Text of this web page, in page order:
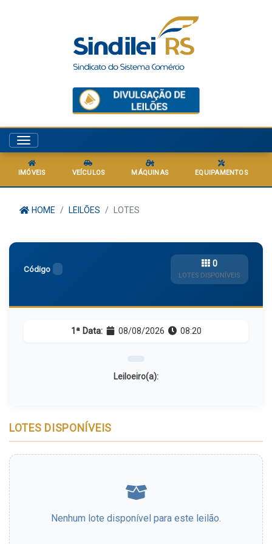
Menu
IMÓVEIS VEÍCULOS MÁQUINAS EQUIPAMENTOS
HOME LEILÕES LOTES
Código
0
LOTES DISPONÍVEIS
1ª Data: 08/08/2026 08:20
Leiloeiro(a):
LOTES DISPONÍVEIS
Nenhum lote disponível para este leilão.